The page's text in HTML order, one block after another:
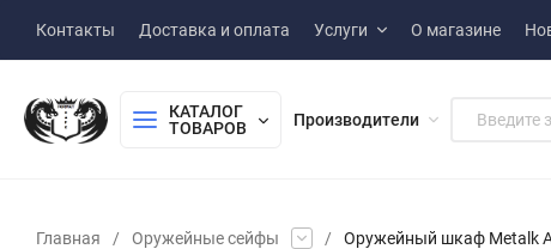
Контакты Доставка и оплата Услуги О магазине
КАТАЛОГ
ТОВАРОВ
Производители
Главная / Оружейные сейфы / Оружейный шкаф Metalk